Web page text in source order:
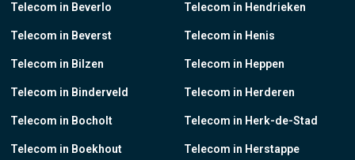
Telecom in Beverlo
Telecom in Beverst
Telecom in Bilzen
Telecom in Binderveld
Telecom in Bocholt
Telecom in Boekhout
Telecom in Hendrieken
Telecom in Henis
Telecom in Heppen
Telecom in Herderen
Telecom in Herk-de-Stad
Telecom in Herstappe